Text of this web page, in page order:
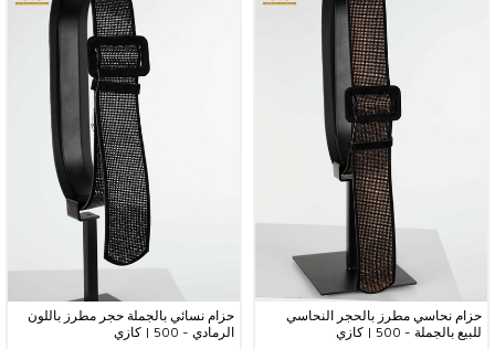
حزام نحاسي مطرز بالحجر النحاسي
للبيع بالجملة - 500 | كازي
حزام نسائي بالجملة حجر مطرز باللون
الرمادي - 500 | كازي